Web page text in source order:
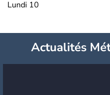
Lundi 10
Actualités